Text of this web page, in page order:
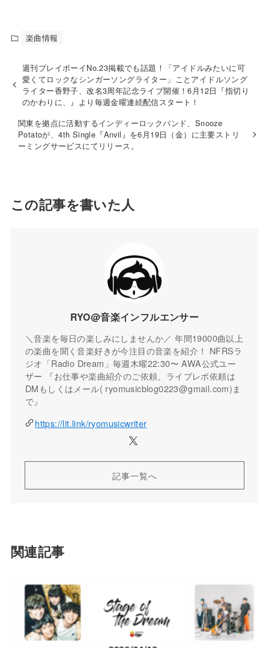
楽曲情報
週刊プレイボーイNo.23掲載でも話題！「アイドルみたいに可
愛くてロックなシンガーソングライター」ことアイドルソング
ライター香野子、改名3周年記念ライブ開催！6月12日『指切り
のかわりに、』より毎週金曜連続配信スタート！
関東を拠点に活動するインディーロックバンド、Snooze
Potatoが、4th Single『Anvil』を6月19日（金）に主要ストリ
ーミングサービスにてリリース。
この記事を書いた人
RYO@音楽インフルエンサー
＼音楽を毎日の楽しみにしませんか／ 年間19000曲以上
の楽曲を聞く音楽好きが今注目の音楽を紹介！ NFRSラ
ジオ「Radio Dream」毎週木曜22:30〜 AWA公式ユー
ザー 『お仕事や楽曲紹介のご依頼、ライブレポ依頼は
DMもしくはメール( ryomusicblog0223@gmail.com)ま
で』
https://lit.link/ryomusicwriter
記事一覧へ
関連記事